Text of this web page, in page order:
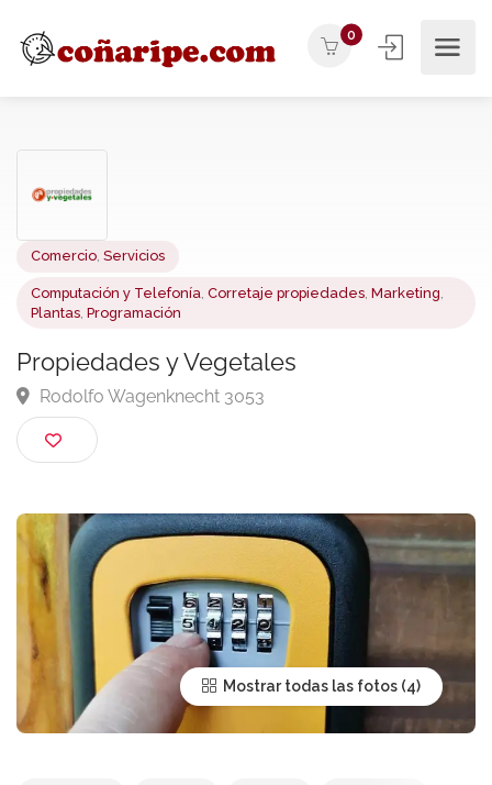
0
Computación y Telefonía
Propiedades y Vegetales
Rodolfo Wagenknecht 3053
Mostrar todas las fotos